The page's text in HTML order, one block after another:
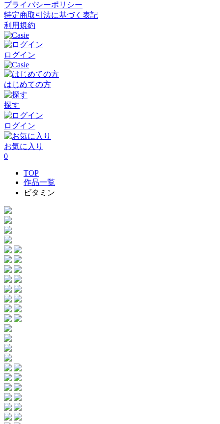
プライバシーポリシー
特定商取引法に基づく表記
利用規約
ログイン
はじめての方
探す
ログイン
お気に入り
0
TOP
作品一覧
ビタミン